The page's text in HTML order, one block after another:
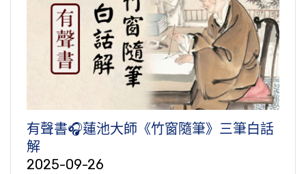
有聲書🎧蓮池大師《竹窗隨筆》三筆白話
解
2025-09-26